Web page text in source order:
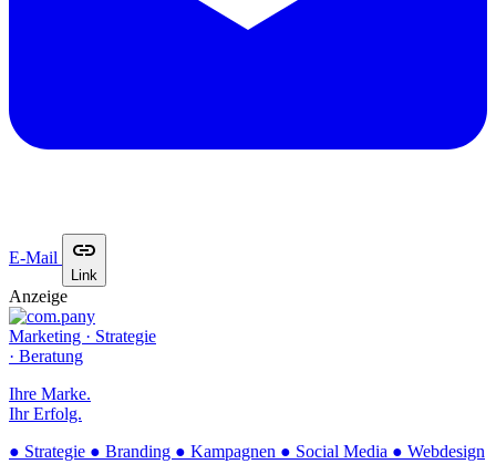
E-Mail
Link
Anzeige
Marketing · Strategie
· Beratung
Ihre Marke.
Ihr Erfolg.
● Strategie ● Branding ● Kampagnen ● Social Media ● Webdesign